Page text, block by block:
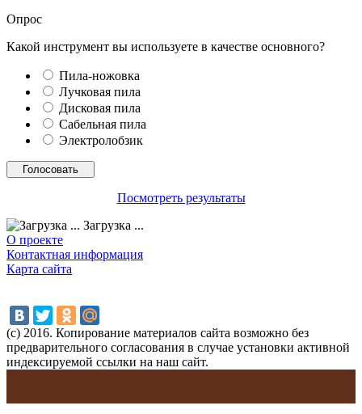
Опрос
Какой инструмент вы используете в качестве основного?
Пила-ножовка
Лучковая пила
Дисковая пила
Сабельная пила
Электролобзик
Посмотреть результаты
Загрузка ...
О проекте
Контактная информация
Карта сайта
(с) 2016. Копирование материалов сайта возможно без
предварительного согласования в случае установки активной
индексируемой ссылки на наш сайт.